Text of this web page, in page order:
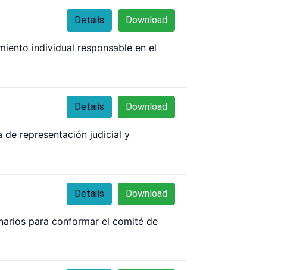
Download
Details
individual responsable en el
Download
Details
de representación judicial y
Download
Details
para conformar el comité de